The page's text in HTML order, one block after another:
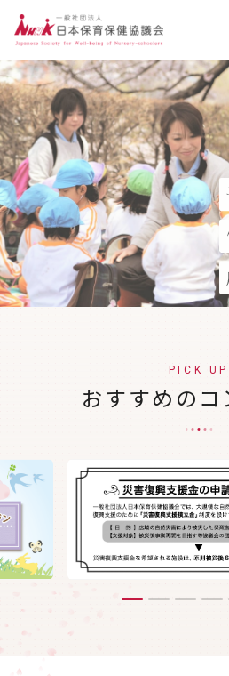
PICK UP
おすすめのコ